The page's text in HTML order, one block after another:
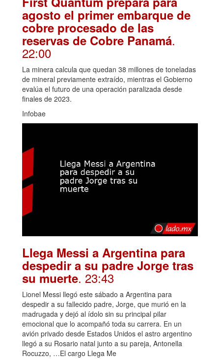
agosto el primer embarque de
cobre procesado de las
reservas de Cobre Panamá.
22:00
La minera calcula que quedan 38 millones de toneladas
de mineral previamente extraído, mientras el Gobierno
evalúa el futuro de una operación paralizada desde
finales de 2023.
Infobae
Llega Messi a Argentina para
despedir a su padre Jorge tras
su muerte. 23:43
Lionel Messi llegó este sábado a Argentina para
despedir a su fallecido padre, Jorge, que murió en la
madrugada y dejó al ídolo sin su principal pilar
emocional que lo acompañó toda su carrera. En un
avión privado desde Estados Unidos el astro argentino
llegó a su Rosario natal junto a su pareja, Antonella
Rocuzzo, …El cargo Llega Me